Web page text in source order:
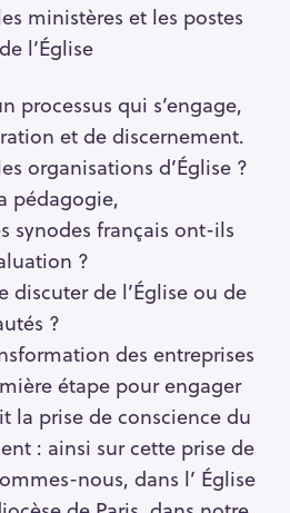
ministères et les postes
l’Église
processus qui s’engage,
et de discernement.
organisations d’Église ?
pédagogie,
synodes français ont-ils
?
discuter de l’Église ou de
?
des entreprises
étape pour engager
la prise de conscience du
: ainsi sur cette prise de
nous, dans l’ Église